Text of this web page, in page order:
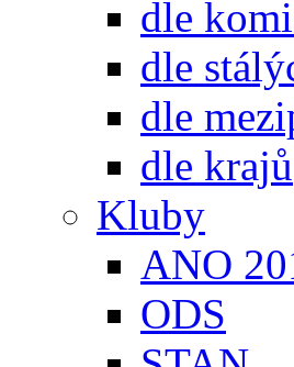
dle
dle
dle
dle krajů
Kluby
ANO
ODS